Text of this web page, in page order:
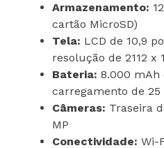
Armazenamento:
cartão MicroSD)
Tela: LCD de 10,9
resolução de 2112 x
Bateria: 8.000 mAh
carregamento de 25
Câmeras: Traseira
MP
Conectividade: Wi-